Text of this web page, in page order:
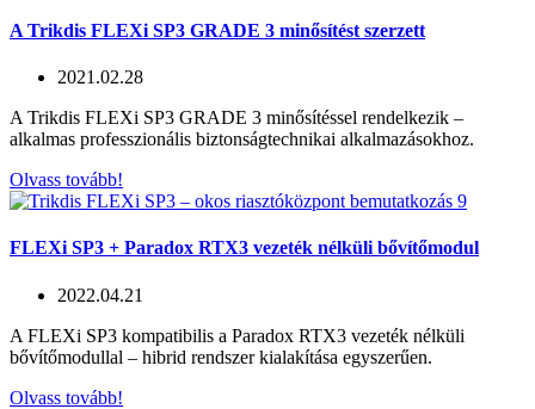
A Trikdis FLEXi SP3 GRADE 3 minősítést szerzett
2021.02.28
A Trikdis FLEXi SP3 GRADE 3 minősítéssel rendelkezik –
alkalmas professzionális biztonságtechnikai alkalmazásokhoz.
Olvass tovább!
FLEXi SP3 + Paradox RTX3 vezeték nélküli bővítőmodul
2022.04.21
A FLEXi SP3 kompatibilis a Paradox RTX3 vezeték nélküli
bővítőmodullal – hibrid rendszer kialakítása egyszerűen.
Olvass tovább!